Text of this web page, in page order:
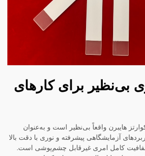
بی‌نظیر برای کارهای
هایبرن واقعاً بی‌نظیر است و به‌عنوان
آزمایشگاهی پیشرفته و نوری با دقت بالا
کامل امری غیرقابل چشم‌پوشی است.